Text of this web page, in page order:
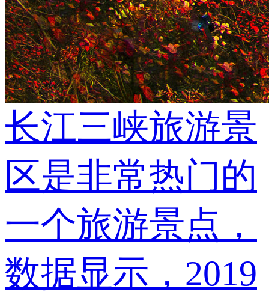
长江三峡旅游景
区是非常热门的
一个旅游景点，
数据显示，2019